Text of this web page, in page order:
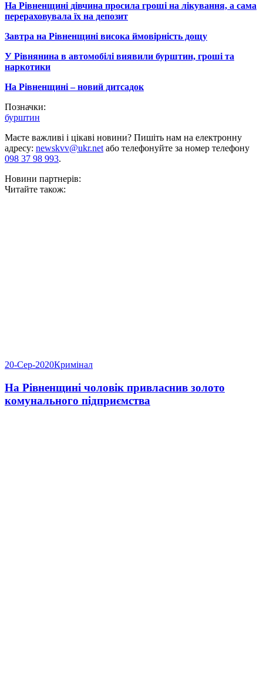
На Рівненщині дівчина просила гроші на лікування, а сама
перераховувала їх на депозит
Завтра на Рівненщині висока ймовірність дощу
У Рівнянина в автомобілі виявили бурштин, гроші та
наркотики
На Рівненщині – новий дитсадок
Позначки:
бурштин
Маєте важливі і цікаві новини? Пишіть нам на електронну
адресу: newskvv@ukr.netабо телефонуйте за номер телефону
098 37 98 993.
Новини партнерів:
Читайте також:
20-Сер-2020Кримінал
На Рівненщині чоловік привласнив золото
комунального підприємства